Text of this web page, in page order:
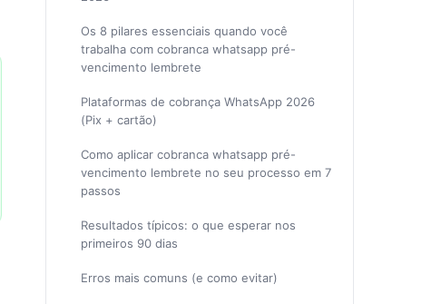
Os 8 pilares essenciais quando você
trabalha com cobranca whatsapp pré-
vencimento lembrete
Plataformas de cobrança WhatsApp 2026
(Pix + cartão)
Como aplicar cobranca whatsapp pré-
vencimento lembrete no seu processo em 7
passos
Resultados típicos: o que esperar nos
primeiros 90 dias
Erros mais comuns (e como evitar)